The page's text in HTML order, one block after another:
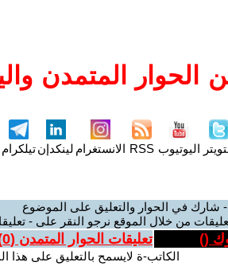
المتمدن
اليوتيوب RSS الانستغرام لينكدإنتيلكرام
- شارك في الحوار والتعليق على الموضوع
من خلال الموقع نرجو النقر على -
(
) تعليقات الحوار المتمدن (0
الكاتب-ة لايسمح بالتعليق على هذا